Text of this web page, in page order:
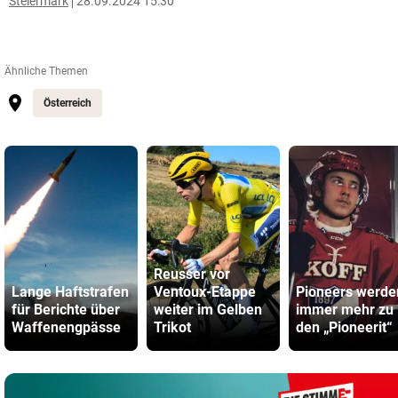
Ähnliche Themen
Österreich
Lange Haftstrafen
für Berichte über
Waffenengpässe
Reusser vor
Ventoux-Etappe
weiter im Gelben
Trikot
Pioneers
immer mehr zu
den „Pioneerit“